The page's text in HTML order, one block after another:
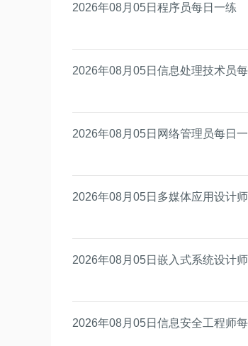
2026年08月05日程序员每日一练
2026年08月05日信息处理技术员
2026年08月05日网络管理员每日
2026年08月05日多媒体应用设计
2026年08月05日嵌入式系统设计
2026年08月05日信息安全工程师